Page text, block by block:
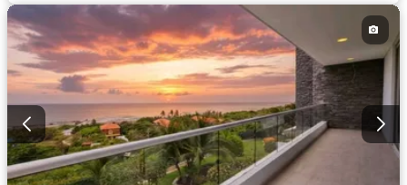
Agua Tanque de agua
Aire acondicionado
Vista panorámica
Permite mascotas
Permite niños
Sin amoblar